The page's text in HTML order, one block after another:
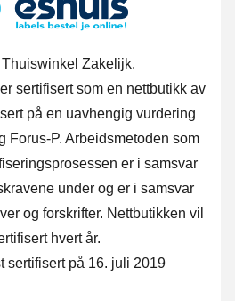
Thuiswinkel Zakelijk.
sertifisert som en nettbutikk av
på en uavhengig vurdering
Forus-P. Arbeidsmetoden som
er i samsvar
under og er i samsvar
og forskrifter. Nettbutikken vil
hvert år.
sertifisert på 16. juli 2019